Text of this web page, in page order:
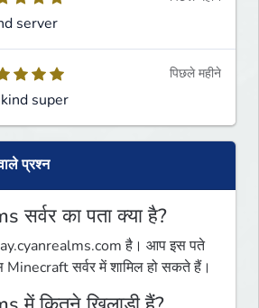
server
super
पिछले महीने
प्रश्न
सर्वर का पता क्या है?
है। आप इस पते
सर्वर में शामिल हो सकते हैं।